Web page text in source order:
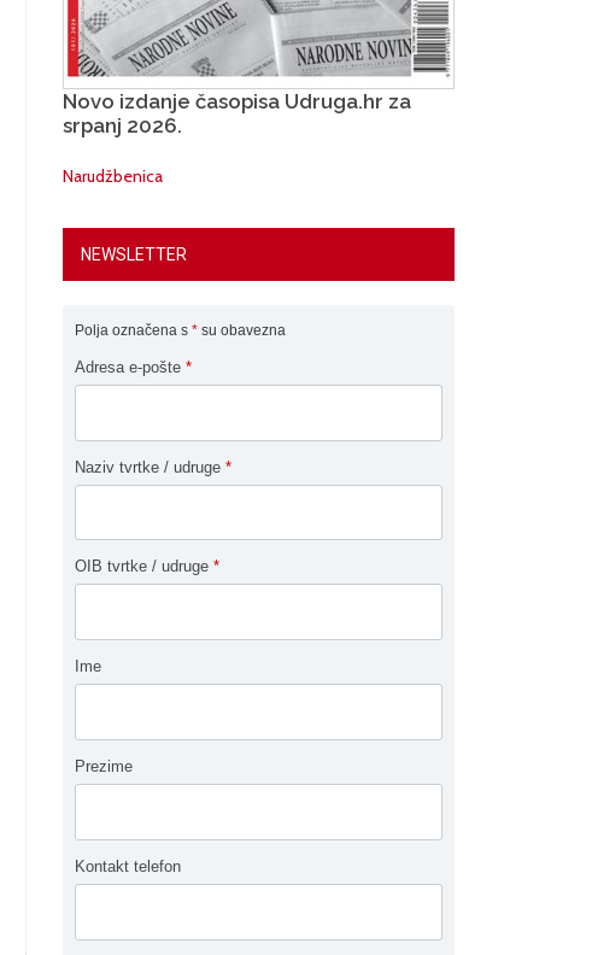
Novo izdanje časopisa Udruga.hr za
srpanj 2026.
Narudžbenica
NEWSLETTER
Polja označena s * su obavezna
Adresa e-pošte *
Naziv tvrtke / udruge *
OIB tvrtke / udruge *
Ime
Prezime
Kontakt telefon